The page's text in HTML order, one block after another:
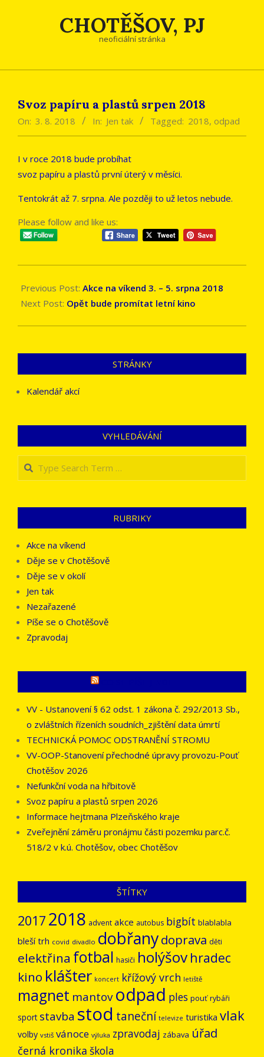
CHOTĚŠOV, PJ
neoficiální stránka
Svoz papíru a plastů srpen 2018
On: 3. 8. 2018 In: Jen tak Tagged: 2018, odpad
I v roce 2018 bude probíhat
svoz papíru a plastů první úterý v měsíci.
Tentokrát až 7. srpna. Ale později to už letos nebude.
Please follow and like us:
08-
03
Previous Post: Akce na víkend 3. – 5. srpna 2018
Next Post: Opět bude promítat letní kino
STRÁNKY
Kalendář akcí
VYHLEDÁVÁNÍ
Search
RUBRIKY
Akce na víkend
Děje se v Chotěšově
Děje se v okolí
Jen tak
Nezařazené
Píše se o Chotěšově
Zpravodaj
VV - Ustanovení § 62 odst. 1 zákona č. 292/2013 Sb.,
o zvláštních řízeních soudních_zjištění data úmrtí
TECHNICKÁ POMOC ODSTRANĚNÍ STROMU
VV-OOP-Stanovení přechodné úpravy provozu-Pouť
Chotěšov 2026
Nefunkční voda na hřbitově
Svoz papíru a plastů srpen 2026
Informace hejtmana Plzeňského kraje
Zveřejnění záměru pronájmu části pozemku parc.č.
518/2 v k.ú. Chotěšov, obec Chotěšov
ŠTÍTKY
2017 2018 advent akce autobus bigbít blablabla
bleší trh covid divadlo dobřanydoprava děti
elektřina fotbal hasiči holýšov hradec
kino klášter koncert křížový vrch letiště
magnet mantov odpad ples pouť rybáři
sport stavba stod taneční televize turistika vlak
volby vstiš vánoce výluka zpravodaj zábava úřad
černá kronika škola